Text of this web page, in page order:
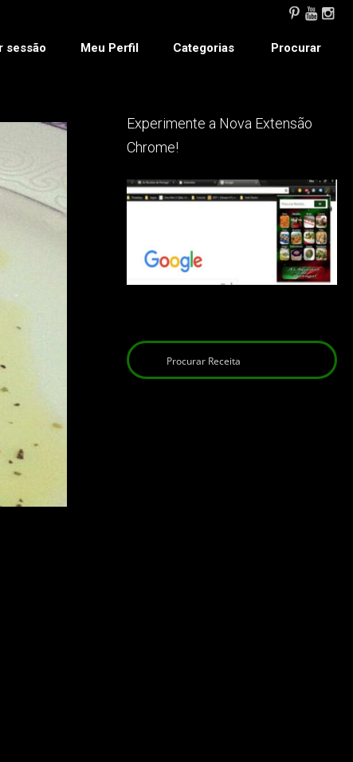
sessão Meu Perfil Categorias Procurar
Experimente a Nova Extensão
Chrome!